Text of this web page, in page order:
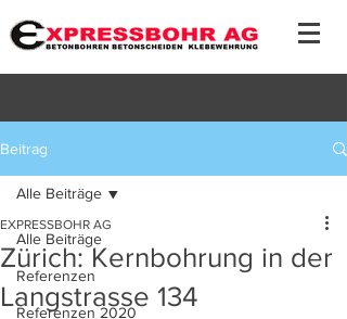
Beitrag
Alle Beiträge
Referenzen
Referenzen 2020
Alle Beiträge
Zürich: Kernbohrung in der
Langstrasse 134
EXPRESSBOHR AG